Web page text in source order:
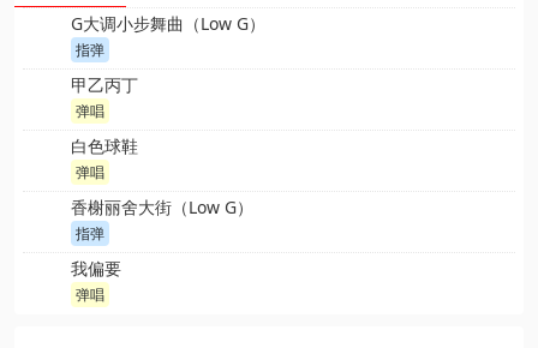
G大调小步舞曲（Low G）
指弹
甲乙丙丁
弹唱
白色球鞋
弹唱
香榭丽舍大街（Low G）
指弹
我偏要
弹唱